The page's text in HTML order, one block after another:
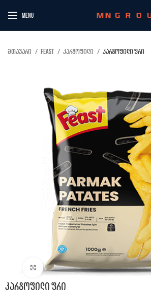
MENU
მთავარი Feast კარტოფილი კარტოფილი ფრი
Click to enlarge
კარტოფილი ფრი